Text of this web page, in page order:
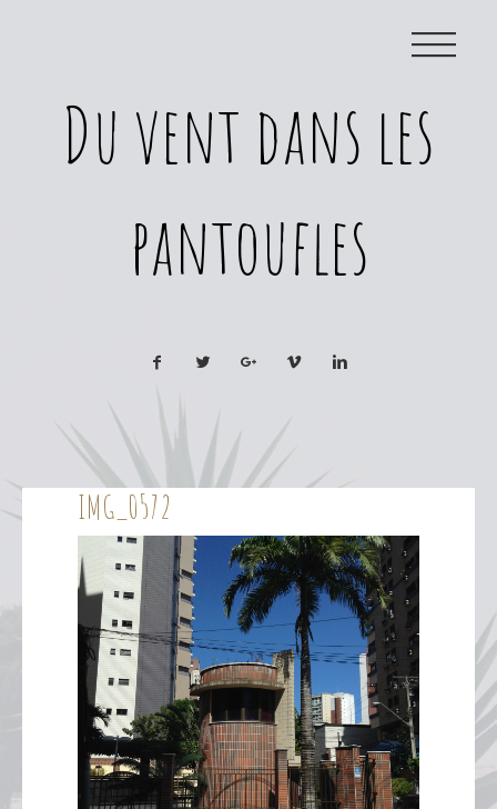
Du vent dans les
pantoufles
|||
IMG_0572